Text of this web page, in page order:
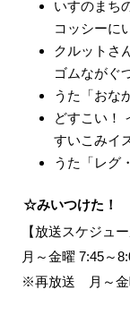
いすのまち
コッシーに
クルットさ
ゴムながぐ
うた「おな
どすこい！
すいこみイ
うた「レグ
☆みいつけた！
【放送スケジュー
月～金曜 7:45～
※再放送 月～金